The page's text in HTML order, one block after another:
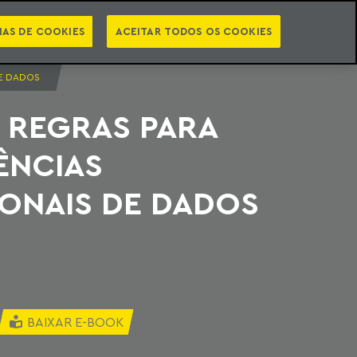
NEWSLETTER VIDEOCASTS PT EN CATEGORIAS
DADOS
PARA
DE DADOS
BAIXAR E-BOOK
DE COOKIES ACEITAR TODOS OS COOKIES